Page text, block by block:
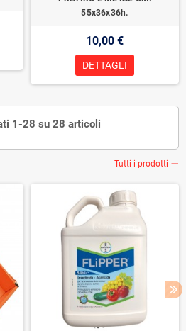
55x36x36h.
10,00 €
DETTAGLI
1-28 su 28 articoli
Tutti i prodotti trending_flat